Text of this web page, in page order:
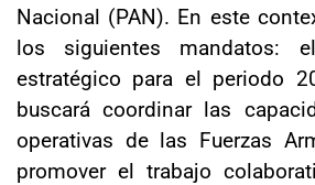
Nacional (PAN). En este
los siguientes mandatos:
estratégico para el periodo
buscará coordinar las
operativas de las Fuerzas
promover el trabajo